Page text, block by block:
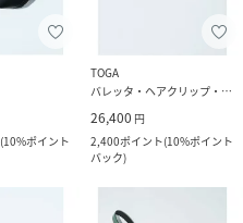
(10%ポイント
TOGA
バレッタ・ヘアクリップ・ヘアピン
26,400 円
2,400ポイント(10%ポイント
バック)